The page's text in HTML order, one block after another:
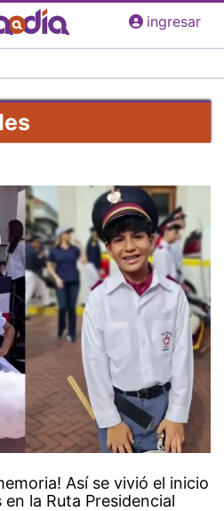
Pasar
al
principal
ingresar
Así se vivió el inicio
la Ruta Presidencial